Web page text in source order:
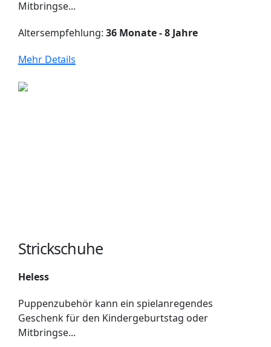
Mitbringse...
Altersempfehlung: 36 Monate - 8 Jahre
Mehr Details
Strickschuhe
Heless
Puppenzubehör kann ein spielanregendes
Geschenk für den Kindergeburtstag oder
Mitbringse...